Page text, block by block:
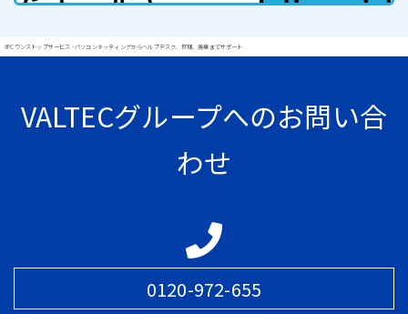
#PCワンストップサービス - パソコンキッティングからヘルプデスク、修理、廃棄までサポート
VALTECグループへのお問い合
わせ
0120-972-655